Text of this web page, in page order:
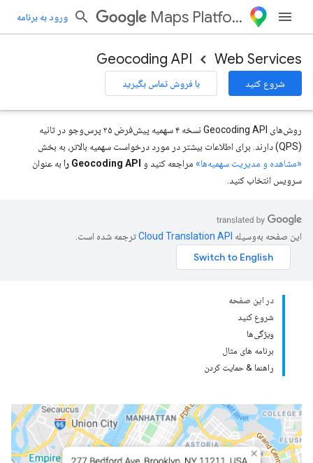
Maps Platform ورود به برنامه
Web Services
Geocoding API
شروع کنید با فروش تماس بگیرید
روش‌های Geocoding API نسخه ۴ سهمیه پیش‌فرض ۲۵ پرس‌وجو در ثانیه
(QPS) دارند. برای اطلاعات بیشتر در مورد درخواست سهمیه بالاتر، به بخش
«مشاهده و مدیریت سهمیه‌ها» مراجعه کنید و Geocoding API را
به عنوان
سرویس انتخاب کنید.
این صفحه به‌وسیله ترجمه شده است.
در این صفحه
شروع کنید
ویژگی‌ها
برنامه های مثال
راهنما & حمایت کردن